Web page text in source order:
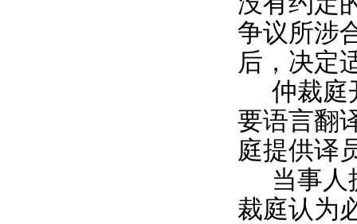
争议所涉
后，决定
仲裁庭
要语言翻
庭提供译
当事人
裁庭认为